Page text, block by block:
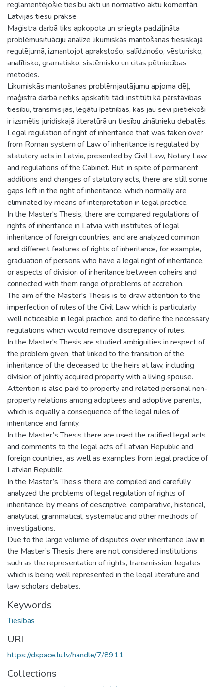
reglamentējošie tiesību akti un normatīvo aktu komentāri,
Latvijas tiesu prakse.
Maģistra darbā tiks apkopota un sniegta padziļināta
problēmusituāciju analīze likumiskās mantošanas tiesiskajā
regulējumā, izmantojot aprakstošo, salīdzinošo, vēsturisko,
analītisko, gramatisko, sistēmisko un citas pētniecības
metodes.
Likumiskās mantošanas problēmjautājumu apjoma dēļ,
maģistra darbā netiks apskatīti tādi institūti kā pārstāvības
tiesību, transmisijas, legātu īpatnības, kas jau sevi pietiekoši
ir izsmēlis juridiskajā literatūrā un tiesību zinātnieku debatēs.
Legal regulation of right of inheritance that was taken over
from Roman system of Law of inheritance is regulated by
statutory acts in Latvia, presented by Civil Law, Notary Law,
and regulations of the Cabinet. But, in spite of permanent
additions and changes of statutory acts, there are still some
gaps left in the right of inheritance, which normally are
eliminated by means of interpretation in legal practice.
In the Master's Thesis, there are compared regulations of
rights of inheritance in Latvia with institutes of legal
inheritance of foreign countries, and are analyzed common
and different features of rights of inheritance, for example,
graduation of persons who have a legal right of inheritance,
or aspects of division of inheritance between coheirs and
connected with them range of problems of accretion.
The aim of the Master's Thesis is to draw attention to the
imperfection of rules of the Civil Law which is particularly
well noticeable in legal practice, and to define the necessary
regulations which would remove discrepancy of rules.
In the Master's Thesis are studied ambiguities in respect of
the problem given, that linked to the transition of the
inheritance of the deceased to the heirs at law, including
division of jointly acquired property with a living spouse.
Attention is also paid to property and related personal non-
property relations among adoptees and adoptive parents,
which is equally a consequence of the legal rules of
inheritance and family.
In the Master’s Thesis there are used the ratified legal acts
and comments to the legal acts of Latvian Republic and
foreign countries, as well as examples from legal practice of
Latvian Republic.
In the Master’s Thesis there are compiled and carefully
analyzed the problems of legal regulation of rights of
inheritance, by means of descriptive, comparative, historical,
analytical, grammatical, systematic and other methods of
investigations.
Due to the large volume of disputes over inheritance law in
the Master’s Thesis there are not considered institutions
such as the representation of rights, transmission, legates,
which is being well represented in the legal literature and
law scholars debates.
Keywords
Tiesības
URI
https://dspace.lu.lv/handle/7/8911
Collections